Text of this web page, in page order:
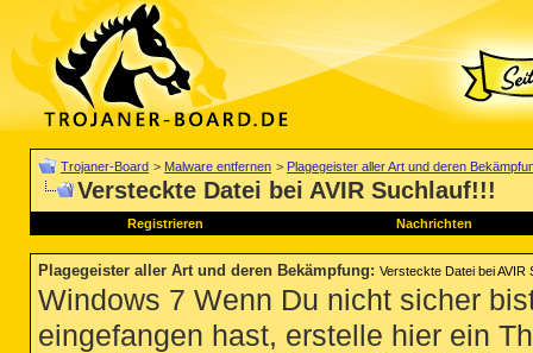
Trojaner-Board > Malware entfernen > Plagegeister aller Art und deren
Versteckte Datei bei AVIR Suchlauf!!!
Registrieren Nachrichten
Plagegeister aller Art und deren Bekämpfung: Versteckte Datei bei AVIR
Windows 7 Wenn Du nicht sicher
eingefangen hast, erstelle hier ein